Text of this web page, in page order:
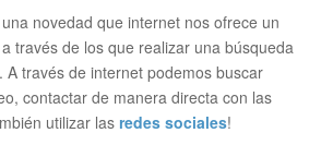
novedad que internet nos ofrece un
través de los que realizar una búsqueda
A través de internet podemos buscar
contactar de manera directa con las
utilizar las redes sociales!